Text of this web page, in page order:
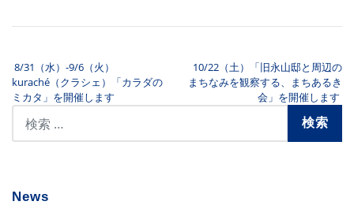
投稿ナビゲーション
8/31（水）-9/6（火）
kuraché（クラシェ）「カラダの
ミカタ」を開催します
10/22（土）「旧永山邸と周辺の
まちなみを観察する、まちあるき
会」を開催します
News